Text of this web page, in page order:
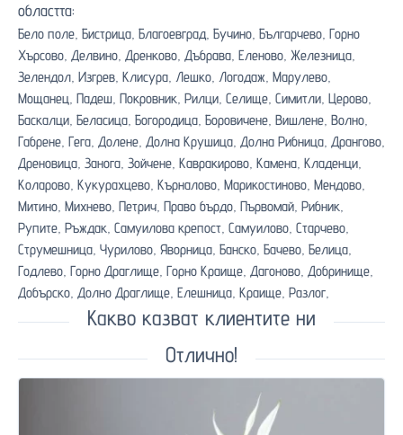
областта:
Бело поле, Бистрица, Благоевград, Бучино, Българчево, Горно
Хърсово, Делвино, Дренково, Дъбрава, Еленово, Железница,
Зелендол, Изгрев, Клисура, Лешко, Логодаж, Марулево,
Мощанец, Падеш, Покровник, Рилци, Селище, Симитли, Церово,
Баскалци, Беласица, Богородица, Боровичене, Вишлене, Волно,
Габрене, Гега, Долене, Долна Крушица, Долна Рибница, Дрангово,
Дреновица, Занога, Зойчене, Кавракирово, Камена, Кладенци,
Коларово, Кукурахцево, Кърналово, Марикостиново, Мендово,
Митино, Михнево, Петрич, Право бърдо, Първомай, Рибник,
Рупите, Ръждак, Самуилова крепост, Самуилово, Старчево,
Струмешница, Чурилово, Яворница, Банско, Бачево, Белица,
Годлево, Горно Драглище, Горно Краище, Дагоново, Добринище,
Добърско, Долно Драглище, Елешница, Краище, Разлог,
Какво казват клиентите ни
Отлично!